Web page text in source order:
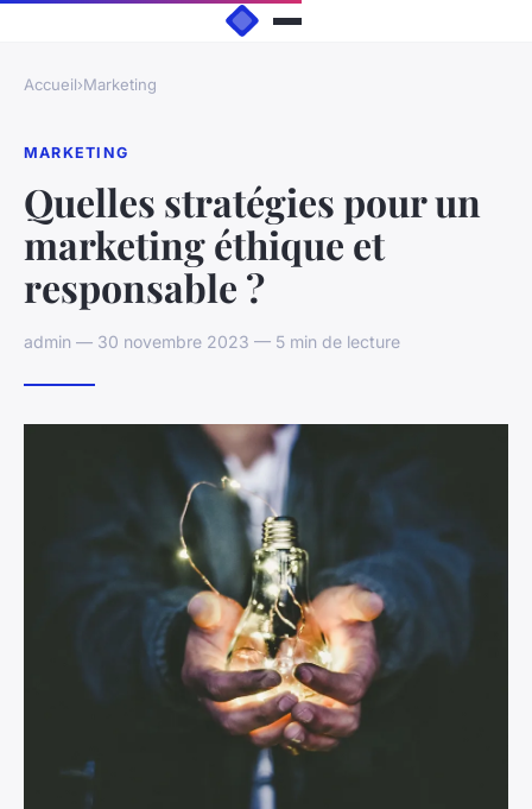
Accueil›Marketing
MARKETING
Quelles stratégies pour un
marketing éthique et
responsable ?
admin — 30 novembre 2023 — 5 min de lecture